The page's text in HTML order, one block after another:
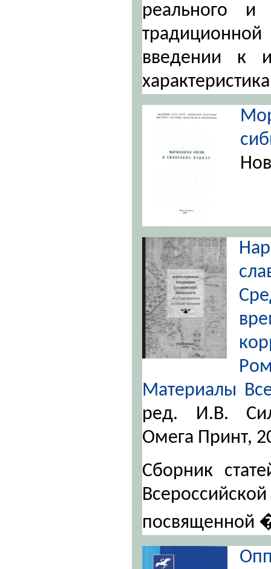
реального
традиционной
введении к
Материалы
ред. И.В.
Омега Принт,
Сборник
посвященной